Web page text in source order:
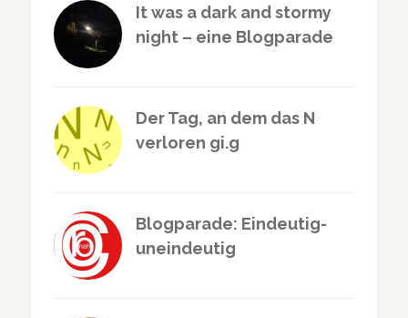
It was a dark and stormy
night – eine Blogparade
Der Tag, an dem das N
verloren gi.g
Blogparade: Eindeutig-
uneindeutig